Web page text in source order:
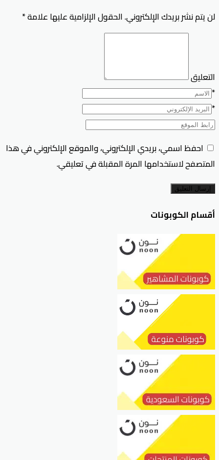
لن يتم نشر بريدك الإلكتروني.الحقول الإلزامية عليها علامة*
التعليق
*
*
احفظ اسمي، بريدي الإلكتروني، والموقع الإلكتروني في هذا
المتصفح لاستخدامها المرة المقبلة في تعليقي.
إرسال التعليق
أقسام الكوبونات